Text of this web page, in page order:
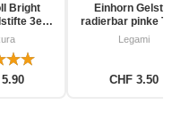
Bright
3er
Einhorn Gelstift
radierbar pinke
Legami
CHF 3.50